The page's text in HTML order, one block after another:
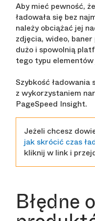
Aby mieć pewność,
ładowała się bez
należy obciążać jej
zdjęcia, wideo,
dużo i spowolnią
tego typu
Szybkość ładowania
z wykorzystaniem
PageSpeed Insight.
Jeżeli chcesz
jak skrócić czas
kliknij w link i
Błędne